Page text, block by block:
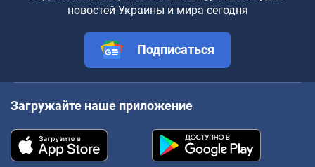
новостей Украины и мира сегодня
Подписаться
Загружайте наше приложение